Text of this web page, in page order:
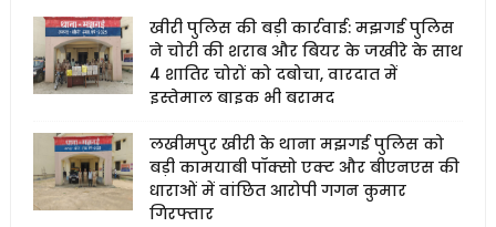
खीरी पुलिस की बड़ी कार्रवाई: मझगई पुलिस
ने चोरी की शराब और बियर के जखीरे के साथ
4 शातिर चोरों को दबोचा, वारदात में
इस्तेमाल बाइक भी बरामद
लखीमपुर खीरी के थाना मझगई पुलिस को
बड़ी कामयाबी पॉक्सो एक्ट और बीएनएस की
धाराओं में वांछित आरोपी गगन कुमार
गिरफ्तार